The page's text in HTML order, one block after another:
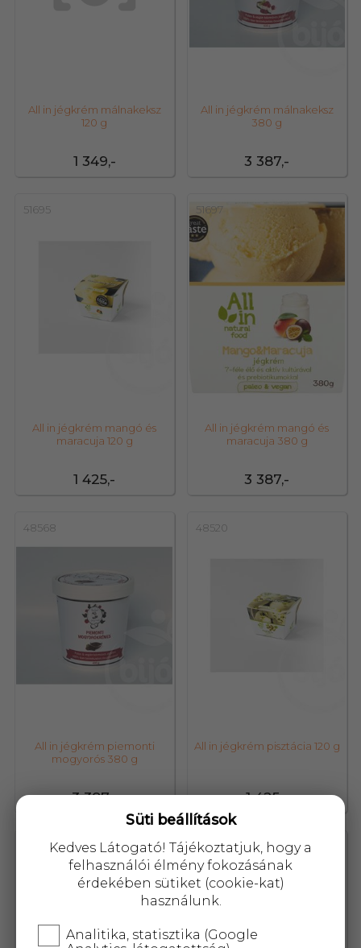
1 349,-
All in jégkrém málnakeksz
120 g
3 387,-
All in jégkrém málnakeksz
380 g
51695
1 425,-
All in jégkrém mangó és
maracuja 120 g
51697
3 387,-
All in jégkrém mangó és
maracuja 380 g
48568
3 387,-
All in jégkrém piemonti
mogyorós 380 g
48520
1 425,-
All in jégkrém pisztácia 120 g
48528 84104
Süti beállítások
Kedves Látogató! Tájékoztatjuk, hogy a
felhasználói élmény fokozásának
érdekében sütiket (cookie-kat)
használunk.
Analitika, statisztika (Google